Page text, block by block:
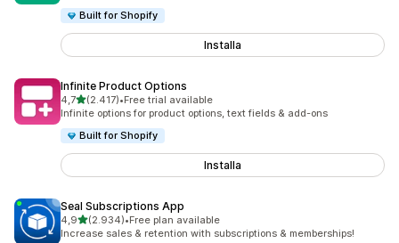
Built for Shopify
Installa
Infinite Product Options
4,7stelle su 5
(2.417)
2417 recensioni totali
•Free trial available
Infinite options for product options, text fields & add-ons
Built for Shopify
Installa
Seal Subscriptions App
4,9stelle su 5
(2.934)
2934 recensioni totali
•Free plan available
Increase sales & retention with subscriptions & memberships!